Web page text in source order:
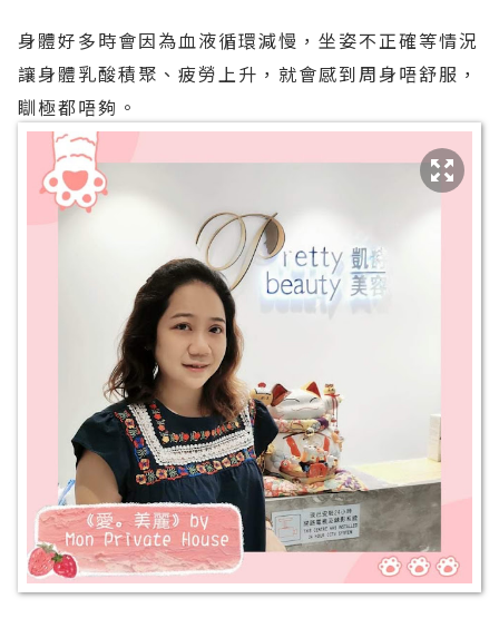
身體好多時會因為血液循環減慢，坐姿不正確等情況
讓身體乳酸積聚、疲勞上升，就會感到周身唔舒服，
瞓極都唔夠。